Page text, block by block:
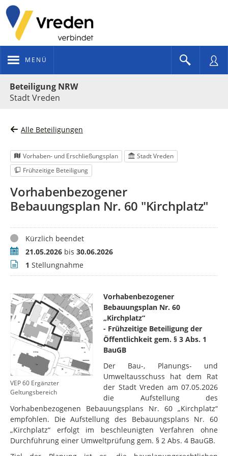
MENÜ
Beteiligung NRW
Stadt Vreden
Alle Beteiligungen
Vorhaben- und Erschließungsplan
Stadt Vreden
Frühzeitige Beteiligung
Vorhabenbezogener
Bebauungsplan Nr. 60 "Kirchplatz"
StatusKürzlich beendet
Zeitraum21.05.2026 bis 30.06.2026
Stellungnahmen
1 Stellungnahme
VEP 60 Ergänzter
Geltungsbereich
Vorhabenbezogener
Bebauungsplan Nr. 60
„Kirchplatz“
- Frühzeitige Beteiligung der
Öffentlichkeit gem. § 3 Abs. 1
BauGB
Der Bau-, Planungs- und
Umweltausschuss hat dem Rat
der Stadt Vreden am 07.05.2026
die Aufstellung des
Vorhabenbezogenen Bebauungsplans Nr. 60 „Kirchplatz“
empfohlen. Die Aufstellung des Bebauungsplans Nr. 60
„Kirchplatz“ erfolgt im beschleunigten Verfahren ohne
Durchführung einer Umweltprüfung gem. § 2 Abs. 4 BauGB.